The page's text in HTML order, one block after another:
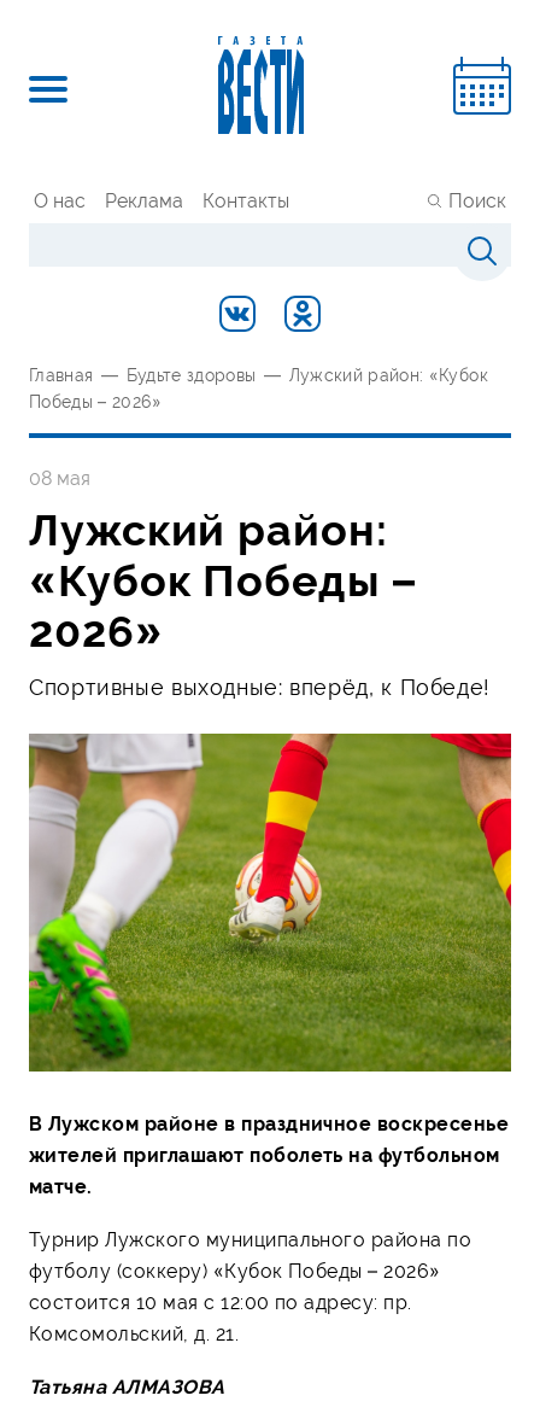
О нас Реклама Контакты Поиск
Главная — Будьте здоровы — Лужский район: «Кубок
Победы – 2026»
08 мая
Лужский район:
«Кубок Победы –
2026»
Спортивные выходные: вперёд, к Победе!
В Лужском районе в праздничное воскресенье
жителей приглашают поболеть на футбольном
матче.
Турнир Лужского муниципального района по
футболу (соккеру) «Кубок Победы – 2026»
состоится 10 мая с 12:00 по адресу: пр.
Комсомольский, д. 21.
Татьяна АЛМАЗОВА